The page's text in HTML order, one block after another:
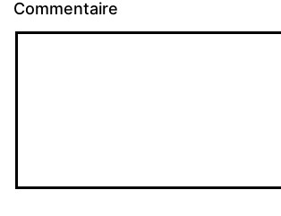
Commentaire